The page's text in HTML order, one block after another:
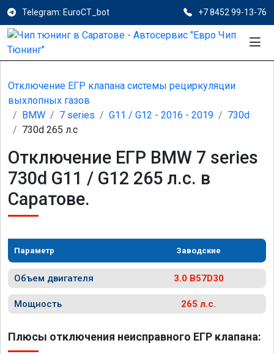
Telegram: EuroCT_bot +7 8452 99-13-76
Отключение ЕГР клапана системы рециркуляции
выхлопных газов
BMW
7 series G11 / G12 - 2016 - 2019
730d
730d 265 л.с
Отключение ЕГР BMW 7 series
730d G11 / G12 265 л.с. в
Саратове.
Параметр Заводские
Объем двигателя 3.0 B57D30
Мощность 265 л.с.
Плюсы отключения неисправного ЕГР клапана: